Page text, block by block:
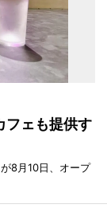
ェも提供す
8月10日、オープ